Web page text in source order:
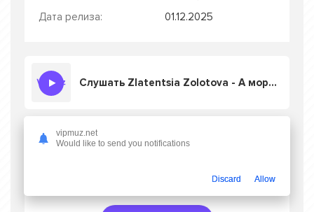
Дата релиза:
01.12.2025
Слушать Zlatentsia Zolotova - А морального выхода нет
Скачать песню Zlatentsia Zolotova - А
vipmuz.net
Would like to send you notifications
Discard Allow